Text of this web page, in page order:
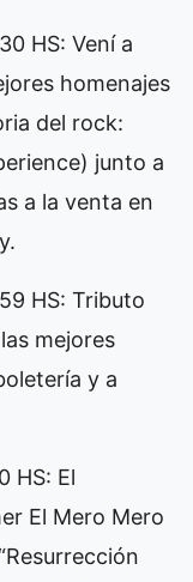
HS: Vení a
homenajes
del rock:
junto a
a la venta en
HS: Tributo
mejores
y a
HS: El
El Mero Mero